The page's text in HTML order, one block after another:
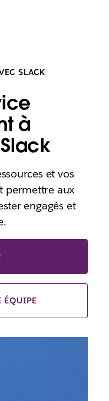
SLACK
à
et vos
permettre aux
engagés et
ÉQUIPE